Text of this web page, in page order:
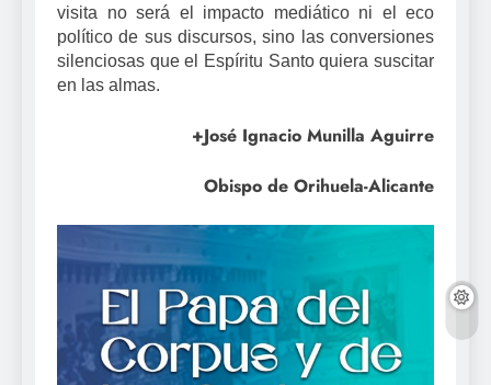
visita no será el impacto mediático ni el eco
político de sus discursos, sino las conversiones
silenciosas que el Espíritu Santo quiera suscitar
en las almas.
+José Ignacio Munilla Aguirre
Obispo de Orihuela-Alicante